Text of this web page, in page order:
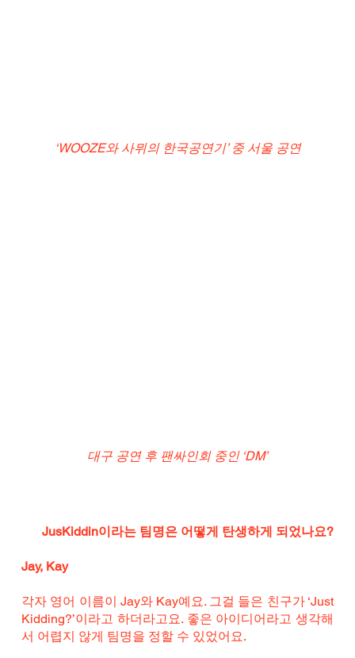
‘WOOZE와 사뮈의 한국공연기’ 중 서울 공연
대구 공연 후 팬싸인회 중인 ‘DM’
JusKiddin이라는 팀명은 어떻게 탄생하게 되었나요?
Jay, Kay
각자 영어 이름이 Jay와 Kay예요. 그걸 들은 친구가 ‘Just
Kidding?’이라고 하더라고요. 좋은 아이디어라고 생각해
서 어렵지 않게 팀명을 정할 수 있었어요.